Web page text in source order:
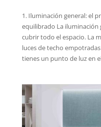
1. Iluminación general: el
equilibrado La iluminación
cubrir todo el espacio. La
luces de techo
tienes un punto de luz en